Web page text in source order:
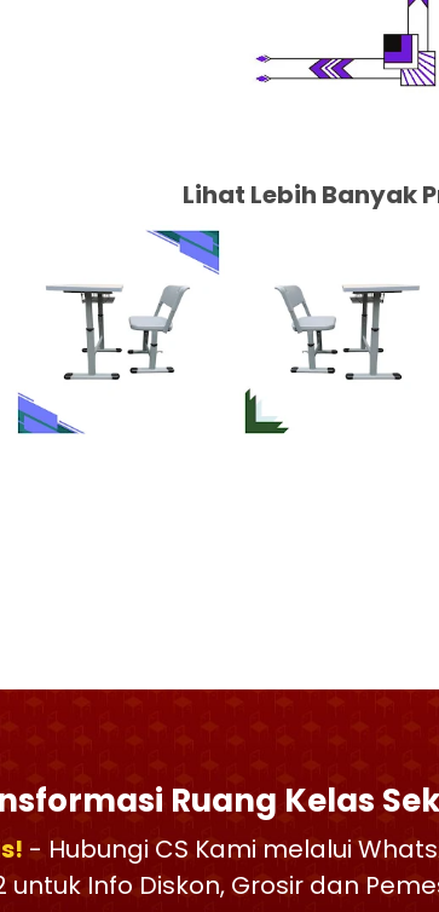
Lihat Lebih Banyak
Ruang Kelas
- Hubungi CS Kami melalui
untuk Info Diskon, Grosir dan